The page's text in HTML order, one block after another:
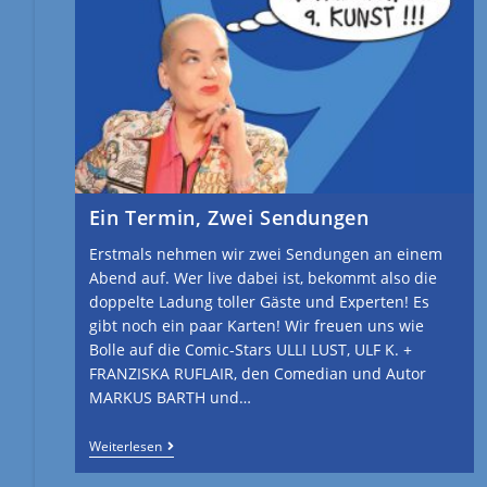
Ein Termin, Zwei Sendungen
Erstmals nehmen wir zwei Sendungen an einem
Abend auf. Wer live dabei ist, bekommt also die
doppelte Ladung toller Gäste und Experten! Es
gibt noch ein paar Karten! Wir freuen uns wie
Bolle auf die Comic-Stars ULLI LUST, ULF K. +
FRANZISKA RUFLAIR, den Comedian und Autor
MARKUS BARTH und…
Weiterlesen